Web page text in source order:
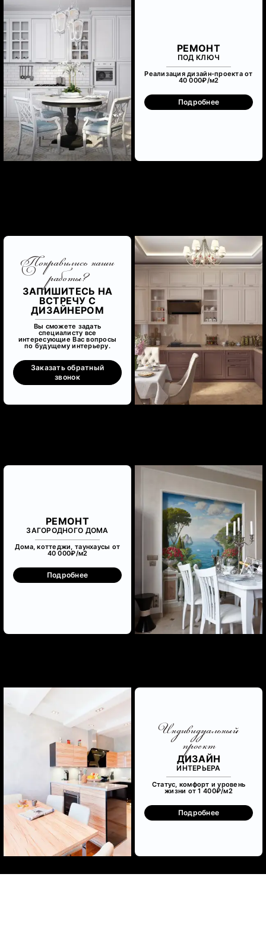
РЕМОНТ
ПОД КЛЮЧ
Реализация дизайн-проекта от
40 000₽/м2
Подробнее
Понравились наши
работы?
ЗАПИШИТЕСЬ НА
ВСТРЕЧУ С
ДИЗАЙНЕРОМ
Вы сможете задать
специалисту все
интересующие Вас вопросы
по будущему интерьеру.
Заказать обратный
звонок
РЕМОНТ
ЗАГОРОДНОГО ДОМА
Дома, коттеджи, таунхаусы от
40 000₽/м2
Подробнее
Индивидуальный
проект
ДИЗАЙН
ИНТЕРЬЕРА
Статус, комфорт и уровень
жизни от 1 400₽/м2
Подробнее